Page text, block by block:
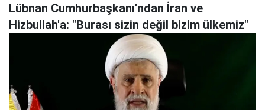
Lübnan Cumhurbaşkanı'ndan İran ve
Hizbullah'a: "Burası sizin değil bizim ülkemiz"